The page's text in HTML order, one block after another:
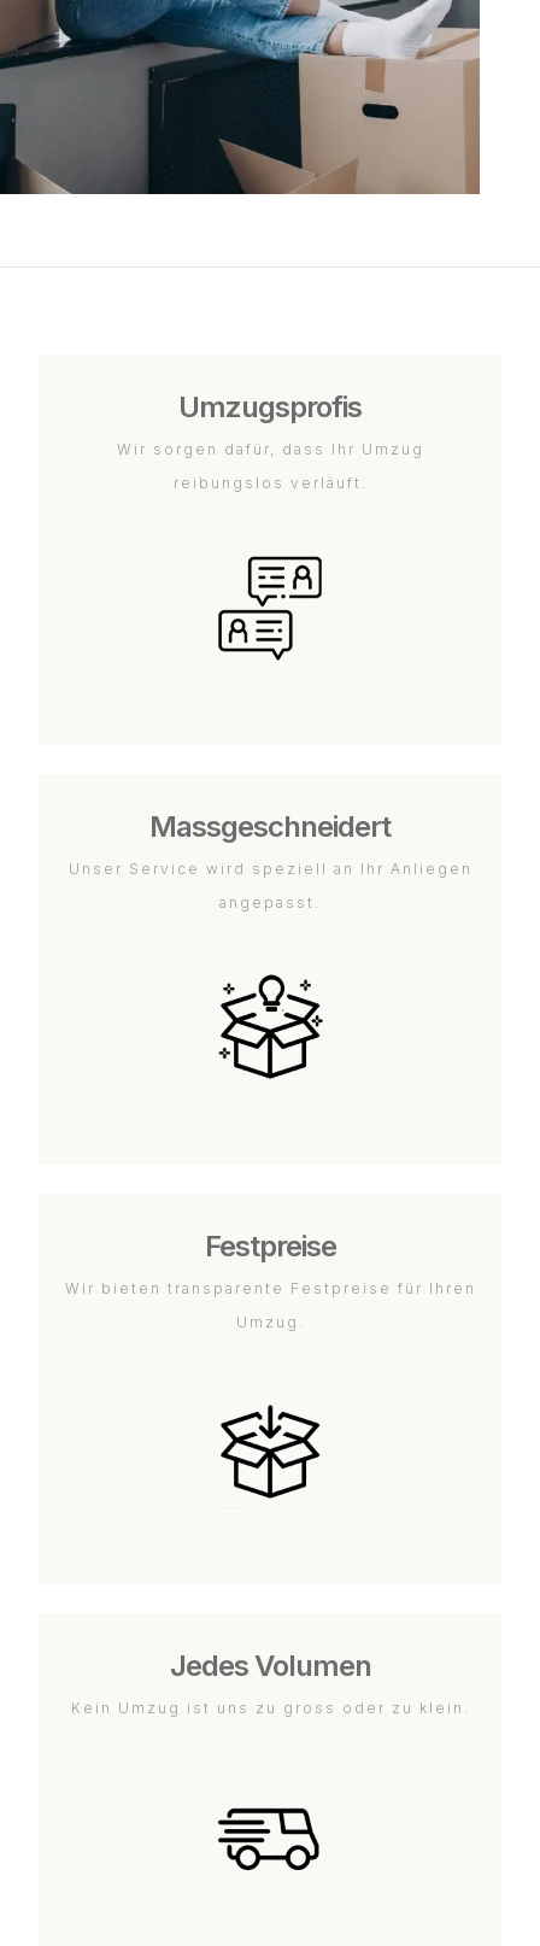
Umzugsprofis
Wir sorgen dafür, dass Ihr Umzug
reibungslos verläuft.
Massgeschneidert
Unser Service wird speziell an Ihr Anliegen
angepasst.
Festpreise
Wir bieten transparente Festpreise für Ihren
Umzug.
Jedes Volumen
Kein Umzug ist uns zu gross oder zu klein.